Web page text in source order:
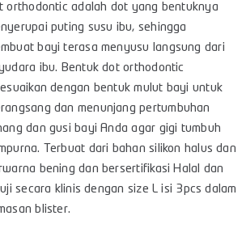
orthodontic adalah dot yang bentuknya
puting susu ibu, sehingga
bayi terasa menyusu langsung dari
ibu. Bentuk dot orthodontic
dengan bentuk mulut bayi untuk
dan menunjang pertumbuhan
dan gusi bayi Anda agar gigi tumbuh
Terbuat dari bahan silikon halus dan
bening dan bersertifikasi Halal dan
secara klinis dengan size L isi 3pcs dalam
blister.